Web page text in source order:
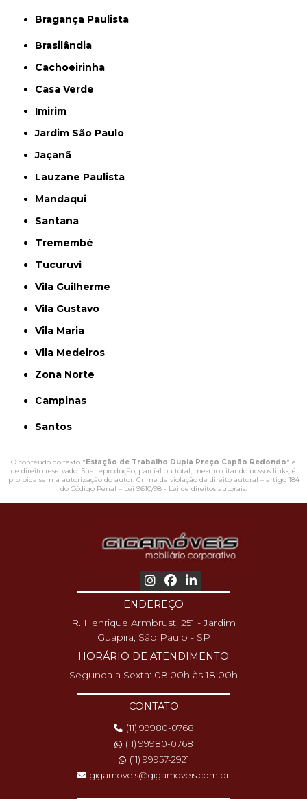
Bragança Paulista
Brasilândia
Cachoeirinha
Casa Verde
Imirim
Jardim São Paulo
Jaçanã
Lauzane Paulista
Mandaqui
Santana
Tremembé
Tucuruvi
Vila Guilherme
Vila Gustavo
Vila Maria
Vila Medeiros
Zona Norte
Campinas
Santos
O conteúdo do texto "Estação de Trabalho Dupla Preço Capão Redondo" é
de direito reservado. Sua reprodução, parcial ou total, mesmo citando nossos links, é
proibida sem a autorização do autor. Crime de violação de direito autoral – artigo 184
do Código Penal – Lei 9610/98 - Lei de direitos autorais.
ENDEREÇO
R. Henrique Armbrust, 251 - Jardim
Guapira, São Paulo - SP
HORÁRIO DE ATENDIMENTO
Segunda a Sexta: 08:00h às 18:00h
CONTATO
(11) 99980-0768
(11) 99980-0768
(11) 99957-2921
gigamoveis@gigamoveis.com.br